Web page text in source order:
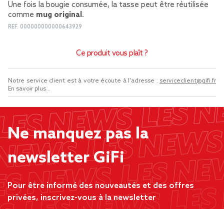
Une fois la bougie consumée, la tasse peut être réutilisée
comme mug original.
REF. 000000000000643929
Ce produit vous plaît ?
Notre service client est à votre écoute à l'adresse : serviceclient@gifi.fr
En savoir plus...
Ne manquez pas la
newsletter GiFi
Pour être informé des nouveautés et des offres
privées, inscrivez-vous à la newsletter